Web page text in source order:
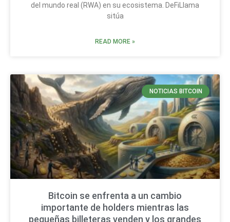
del mundo real (RWA) en su ecosistema. DeFiLlama
sitúa
READ MORE »
NOTICIAS BITCOIN
Bitcoin se enfrenta a un cambio
importante de holders mientras las
pequeñas billeteras venden y los grandes